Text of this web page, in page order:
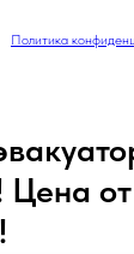
Политика
Цена